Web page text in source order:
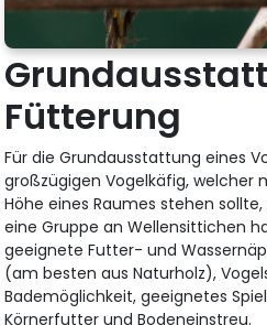
Fütterung
Für die Grundausstattung eines
großzügigen Vogelkäfig,
Höhe eines Raumes stehen
eine Gruppe an Wellensittichen
geeignete Futter- und
(am besten aus Naturholz),
Bademöglichkeit, geeignetes
Körnerfutter und Bodeneinstreu.